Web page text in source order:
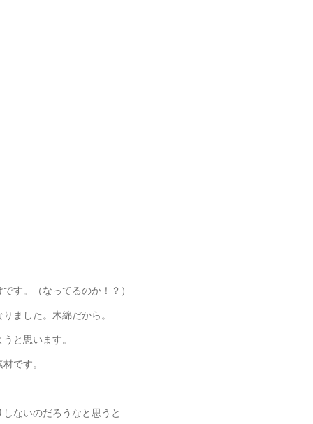
す。（なってるのか！？）
ました。木綿だから。
と思います。
です。
ないのだろうなと思うと